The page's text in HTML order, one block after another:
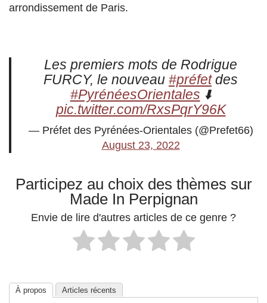
arrondissement de Paris.
Les premiers mots de Rodrigue
FURCY, le nouveau #préfetdes
#PyrénéesOrientales ⬇️
pic.twitter.com/RxsPqrY96K
— Préfet des Pyrénées-Orientales (@Prefet66)
August 23, 2022
Participez au choix des thèmes sur
Made In Perpignan
Envie de lire d'autres articles de ce genre ?
À propos Articles récents